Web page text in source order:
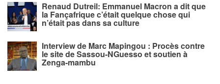
Renaud Dutreil: Emmanuel Macron a dit que
la Fançafrique c’était quelque chose qui
n’était pas dans sa culture
Interview de Marc Mapingou : Procès contre
le site de Sassou-NGuesso et soutien à
Zenga-mambu